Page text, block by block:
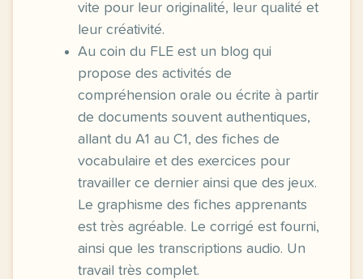
vite pour leur originalité, leur qualité et
leur créativité.
Au coin du FLE est un blog qui
propose des activités de
compréhension orale ou écrite à partir
de documents souvent authentiques,
allant du A1 au C1, des fiches de
vocabulaire et des exercices pour
travailler ce dernier ainsi que des jeux.
Le graphisme des fiches apprenants
est très agréable. Le corrigé est fourni,
ainsi que les transcriptions audio. Un
travail très complet.